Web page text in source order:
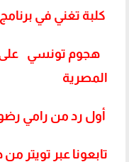
كلبة تغني في
هجوم تونسي
المصرية
أول رد من رامي
تابعونا عبر تويتر من